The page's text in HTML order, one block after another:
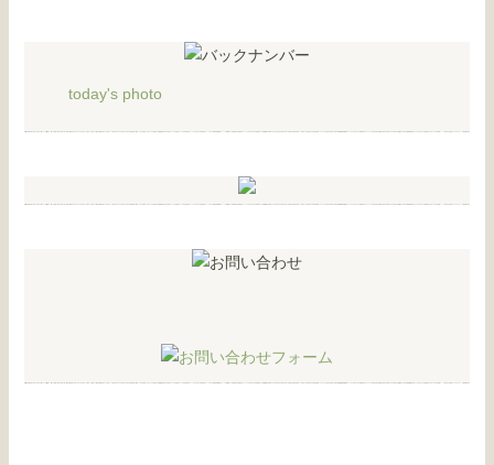
today's photo